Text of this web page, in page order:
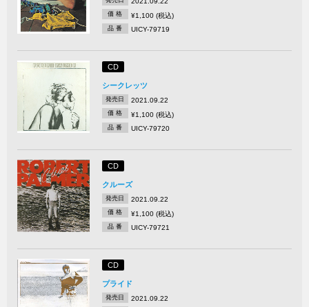
価 格 ¥1,100 (税込)
品 番 UICY-79719
CD
シークレッツ
発売日 2021.09.22
価 格 ¥1,100 (税込)
品 番 UICY-79720
CD
クルーズ
発売日 2021.09.22
価 格 ¥1,100 (税込)
品 番 UICY-79721
CD
プライド
発売日 2021.09.22